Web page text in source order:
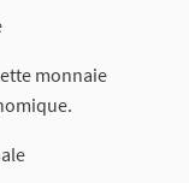
monnaie